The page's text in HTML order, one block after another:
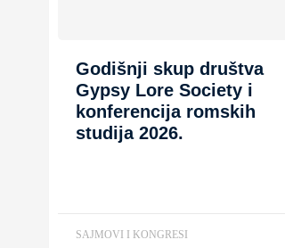
Godišnji skup društva
Gypsy Lore Society i
konferencija romskih
studija 2026.
SAJMOVI I KONGRESI